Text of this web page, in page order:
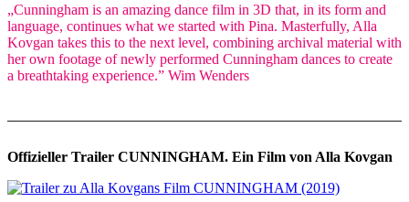
„Cunningham is an amazing dance film in 3D that, in its form and
language, continues what we started with Pina. Masterfully, Alla
Kovgan takes this to the next level, combining archival material with
her own footage of newly performed Cunningham dances to create
a breathtaking experience.” Wim Wenders
Offizieller Trailer CUNNINGHAM. Ein Film von Alla Kovgan